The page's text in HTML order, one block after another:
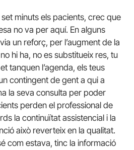
minuts els pacients, crec que
no va per aquí. En alguns
un reforç, per l’augment de la
hi ha, no es substitueix res, tu
tanquen l’agenda, els teus
contingent de gent a qui a
la seva consulta per poder
perden el professional de
la continuïtat assistencial i la
això reverteix en la qualitat.
com estava, tinc la informació